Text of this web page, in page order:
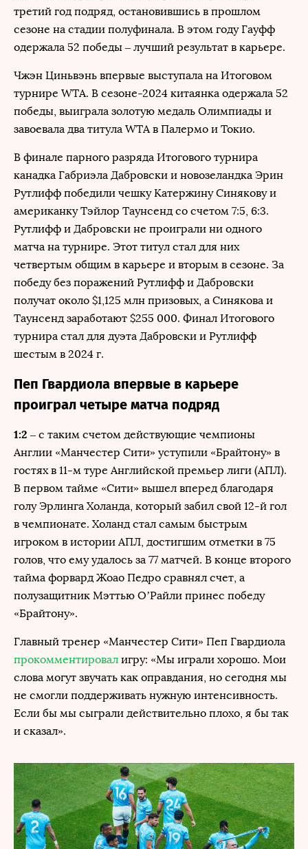
третий год подряд, остановившись в прошлом
сезоне на стадии полуфинала. В этом году Гауфф
одержала 52 победы – лучший результат в карьере.
Чжэн Циньвэнь впервые выступала на Итоговом
турнире WTA. В сезоне-2024 китаянка одержала 52
победы, выиграла золотую медаль Олимпиады и
завоевала два титула WTA в Палермо и Токио.
В финале парного разряда Итогового турнира
канадка Габриэла Дабровски и новозеландка Эрин
Рутлифф победили чешку Катержину Синякову и
американку Тэйлор Таунсенд со счетом 7:5, 6:3.
Рутлифф и Дабровски не проиграли ни одного
матча на турнире. Этот титул стал для них
четвертым общим в карьере и вторым в сезоне. За
победу без поражений Рутлифф и Дабровски
получат около $1,125 млн призовых, а Синякова и
Таунсенд заработают $255 000. Финал Итогового
турнира стал для дуэта Дабровски и Рутлифф
шестым в 2024 г.
Пеп Гвардиола впервые в карьере
проиграл четыре матча подряд
1:2 – с таким счетом действующие чемпионы
Англии «Манчестер Сити» уступили «Брайтону» в
гостях в 11-м туре Английской премьер лиги (АПЛ).
В первом тайме «Сити» вышел вперед благодаря
голу Эрлинга Холанда, который забил свой 12-й гол
в чемпионате. Холанд стал самым быстрым
игроком в истории АПЛ, достигшим отметки в 75
голов, что ему удалось за 77 матчей. В конце второго
тайма форвард Жоао Педро сравнял счет, а
полузащитник Мэттью О’Райли принес победу
«Брайтону».
Главный тренер «Манчестер Сити» Пеп Гвардиола
прокомментировал игру: «Мы играли хорошо. Мои
слова могут звучать как оправдания, но сегодня мы
не смогли поддерживать нужную интенсивность.
Если бы мы сыграли действительно плохо, я бы так
и сказал».